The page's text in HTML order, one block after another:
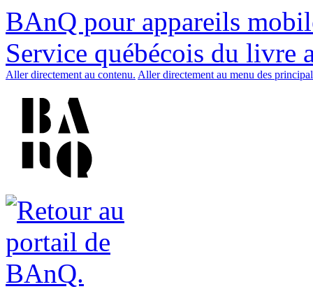
BAnQ pour appareils
Service québécois du livre
Aller directement au contenu. Aller directement au menu des